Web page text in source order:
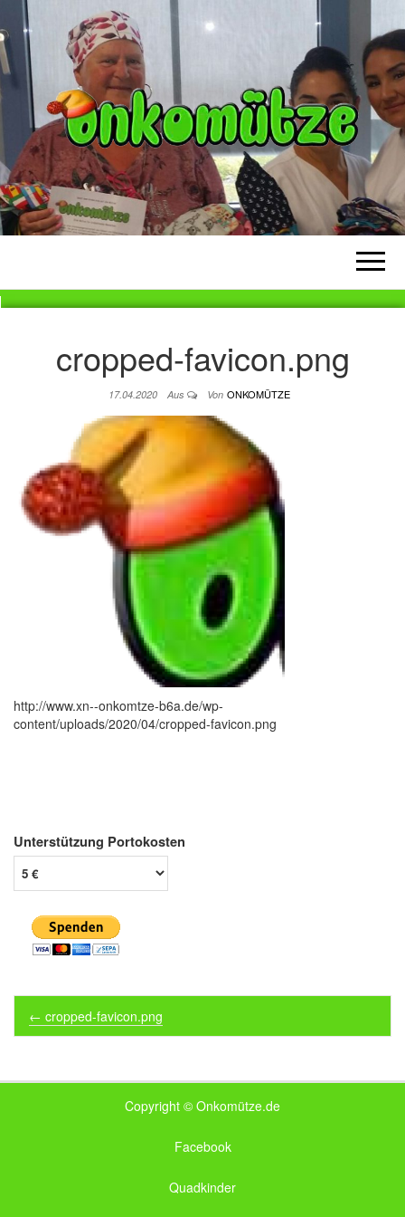
ONKOMÜTZE
Eine Mütze für Krebskranke
Menschen
cropped-favicon.png
17.04.2020 Aus Von ONKOMÜTZE
http://www.xn--onkomtze-b6a.de/wp-
content/uploads/2020/04/cropped-favicon.png
Unterstützung Portokosten
Post navigation
← cropped-favicon.png
Copyright © Onkomütze.de
Facebook
Quadkinder